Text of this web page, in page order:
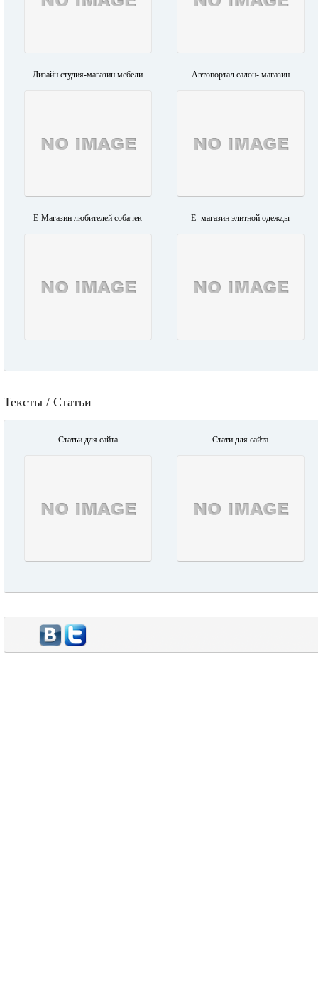
Дизайн студия-магазин мебели Автопортал салон- магазин
E-Магазин любителей собачек Е- магазин элитной одежды
Тексты / Статьи
Статьи для сайта Стати для сайта